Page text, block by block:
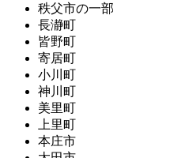
秩父市の一部
長瀞町
皆野町
寄居町
小川町
神川町
美里町
上里町
本庄市